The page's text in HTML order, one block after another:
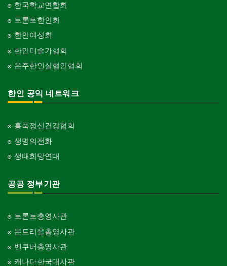
한국학교연합회
토론토한인회
한인여성회
한인미술가협회
온주한인실협인협회
한인 공익 네트워크
홍푹정신건강협회
생명의전화
생태희망연대
공공 정부기관
토론토총영사관
몬트리올총영사관
벤쿠버총영사관
캐나다한국대사관